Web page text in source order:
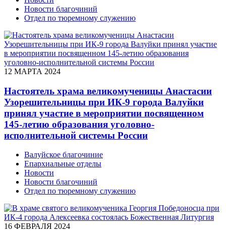
Новости благочиний
Отдел по тюремному служению
12 МАРТА 2024
Настоятель храма великомученицы Анастасии
Узорешительницы при ИК-9 города Валуйки
принял участие в мероприятии посвященном
145-летию образования уголовно-
исполнительной системы России
Валуйское благочиние
Епархиальные отделы
Новости
Новости благочиний
Отдел по тюремному служению
16 ФЕВРАЛЯ 2024